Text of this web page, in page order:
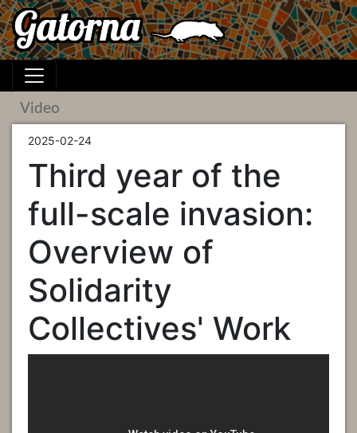
Video
2025-02-24
Third year of the
full-scale invasion:
Overview of
Solidarity
Collectives' Work